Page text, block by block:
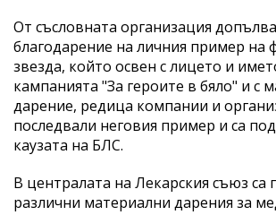
От съсловната организация
благодарение на личния пример на
звезда, който освен с лицето и
кампанията "За героите в бяло" и с
дарение, редица компании и
последвали неговия пример и са
каузата на БЛС.
В централата на Лекарския съюз са
различни материални дарения за